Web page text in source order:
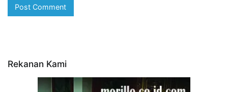
Rekanan Kami